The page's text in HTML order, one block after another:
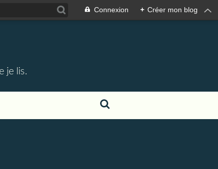
Connexion + Créer mon blog
je lis.